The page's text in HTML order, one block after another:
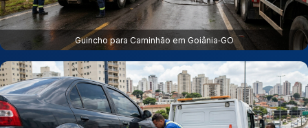
Guincho para Caminhão em Goiânia‑GO